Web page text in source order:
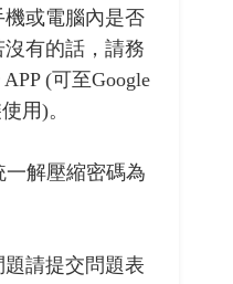
或電腦內是否
有的話，請務
(可至Google
用)。
解壓縮密碼為
請提交問題表